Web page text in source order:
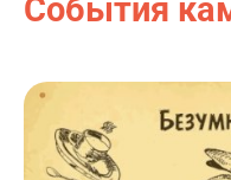
События